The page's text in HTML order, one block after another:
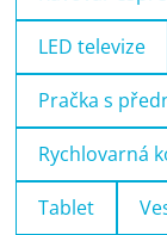
LED televize
Pračka s
Rychlovarná
Tablet